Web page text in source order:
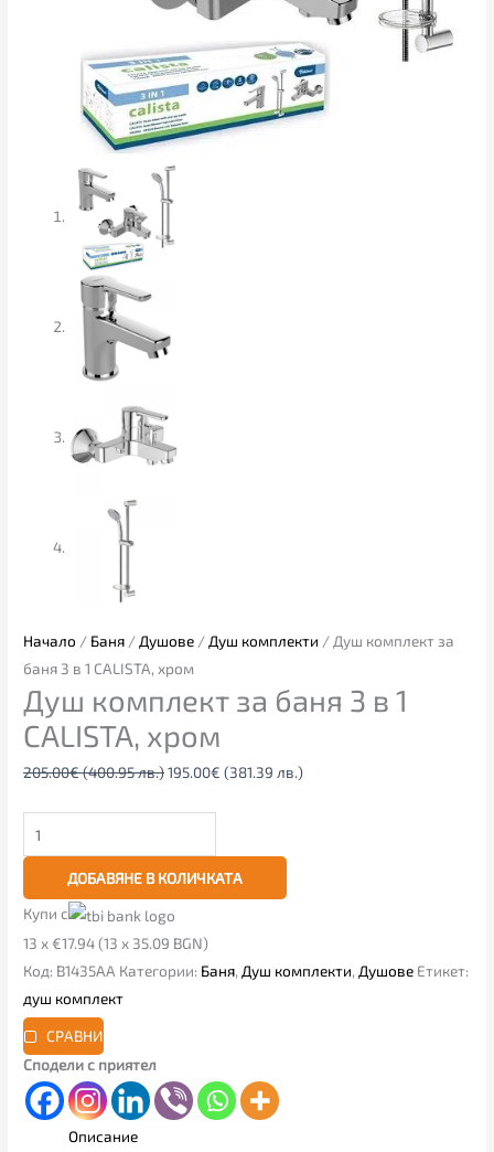
Начало / Баня / Душове / Душ комплекти / Душ комплект за
баня 3 в 1 CALISTA, хром
Душ комплект за баня 3 в 1
CALISTA, хром
205.00€(400.95 лв.)195.00€ (381.39 лв.)
ДОБАВЯНЕ В КОЛИЧКАТА
Купи с
13 x €17.94 (13 x 35.09 BGN)
Код: B1435AA Категории: Баня, Душ комплекти, Душове Етикет:
душ комплект
СРАВНИ
Сподели с приятел
Описание